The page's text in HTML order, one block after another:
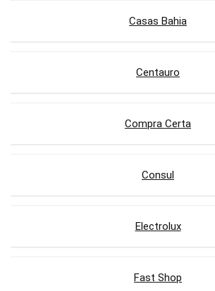
Casas Bahia
Centauro
Compra Certa
Consul
Electrolux
Fast Shop